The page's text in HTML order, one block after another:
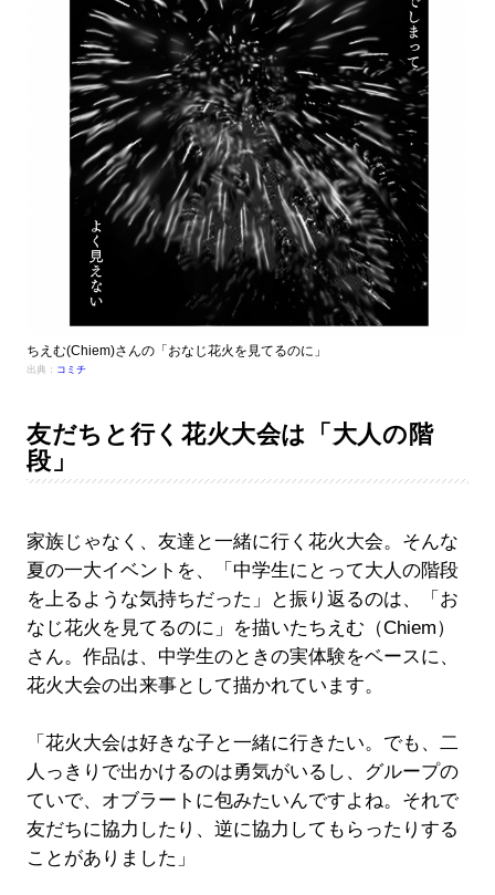
ちえむ(Chiem)さんの「おなじ花火を見てるのに」
出典： コミチ
友だちと行く花火大会は「大人の階
段」
家族じゃなく、友達と一緒に行く花火大会。そんな
夏の一大イベントを、「中学生にとって大人の階段
を上るような気持ちだった」と振り返るのは、「お
なじ花火を見てるのに」を描いたちえむ（Chiem）
さん。作品は、中学生のときの実体験をベースに、
花火大会の出来事として描かれています。
「花火大会は好きな子と一緒に行きたい。でも、二
人っきりで出かけるのは勇気がいるし、グループの
ていで、オブラートに包みたいんですよね。それで
友だちに協力したり、逆に協力してもらったりする
ことがありました」